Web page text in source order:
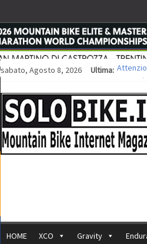
sabato, Agosto 8, 2026 Ultima:
Europei
35ª
Europei
HOME XCO Gravity